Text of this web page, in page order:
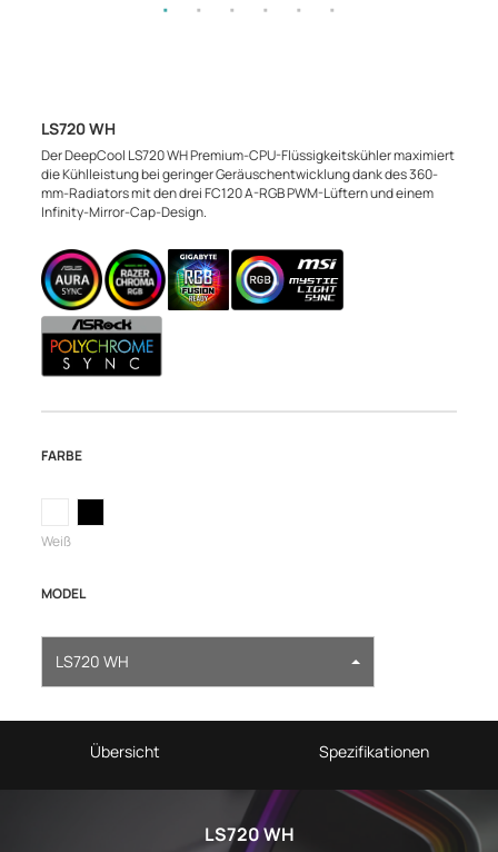
LS720 WH
Der DeepCool LS720 WH Premium-CPU-Flüssigkeitskühler maximiert
die Kühlleistung bei geringer Geräuschentwicklung dank des 360-
mm-Radiators mit den drei FC120 A-RGB PWM-Lüftern und einem
Infinity-Mirror-Cap-Design.
FARBE
Weiß
MODEL
LS720 WH
Übersicht Spezifikationen
LS720 WH